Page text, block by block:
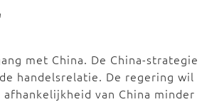
met China. De China-strategie
handelsrelatie. De regering wil
van China minder